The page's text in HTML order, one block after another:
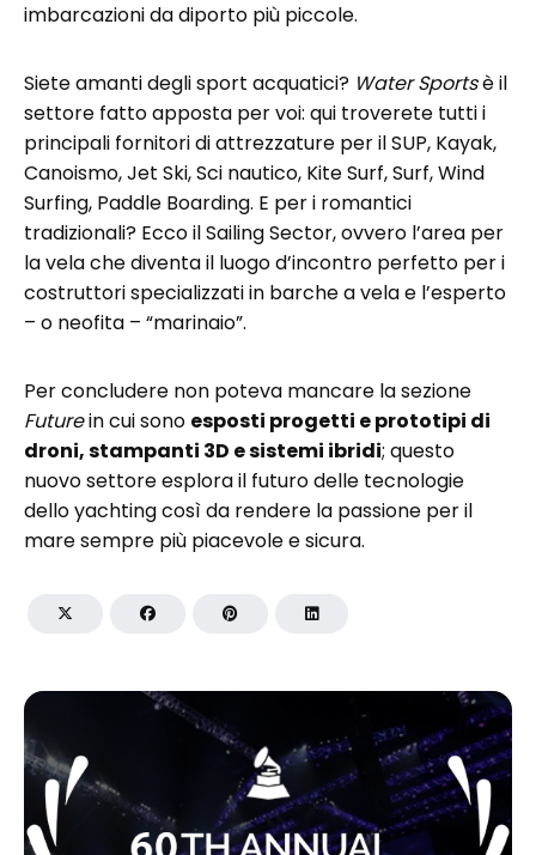
imbarcazioni da diporto più piccole.
Siete amanti degli sport acquatici? Water Sportsè il
settore fatto apposta per voi: qui troverete tutti i
principali fornitori di attrezzature per il SUP, Kayak,
Canoismo, Jet Ski, Sci nautico, Kite Surf, Surf, Wind
Surfing, Paddle Boarding. E per i romantici
tradizionali? Ecco il Sailing Sector, ovvero l’area per
la vela che diventa il luogo d’incontro perfetto per i
costruttori specializzati in barche a vela e l’esperto
– o neofita – “marinaio”.
Per concludere non poteva mancare la sezione
Futurein cui sono esposti progetti e prototipi di
droni, stampanti 3D e sistemi ibridi; questo
nuovo settore esplora il futuro delle tecnologie
dello yachting così da rendere la passione per il
mare sempre più piacevole e sicura.